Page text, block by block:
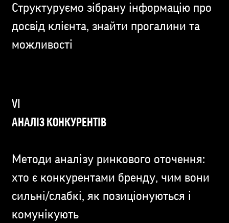
Структуруємо зібрану інформацію про
досвід клієнта, знайти прогалини та
можливості
АНАЛІЗ КОНКУРЕНТІВ
Методи аналізу ринкового оточення:
хто є конкурентами бренду, чим вони
сильні/слабкі, як позиціонуються і
комунікують